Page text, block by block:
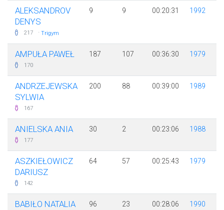
ALEKSANDROV
DENYS
217 · Trigym
9 9 00:20:31 1992
AMPUŁA PAWEŁ
170
187 107 00:36:30 1979
ANDRZEJEWSKA
SYLWIA
167
200 88 00:39:00 1989
ANIELSKA ANIA
177
30 2 00:23:06 1988
ASZKIEŁOWICZ
DARIUSZ
142
64 57 00:25:43 1979
BABIŁO NATALIA 96 23 00:28:06 1990